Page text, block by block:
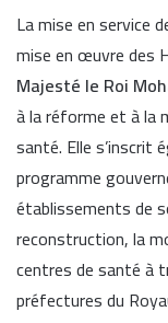
La mise en service
mise en œuvre des
Majesté le Roi
à la réforme et à la
santé. Elle s’inscrit
programme
établissements de
reconstruction, la
centres de santé à
préfectures du